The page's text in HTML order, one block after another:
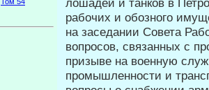
лошадей и танков в
рабочих и обозного
на заседании Совета
вопросов, связан­ных с
призыве на военную
промышленности и